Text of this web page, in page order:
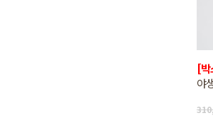
[박
야